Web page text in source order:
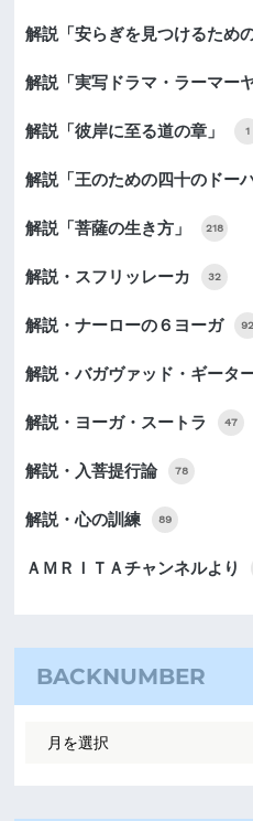
解説「安らぎを見つけるため
解説「実写ドラマ・ラーマーヤ
解説「彼岸に至る道の章」 1
解説「王のための四十のドーハ
解説「菩薩の生き方」 218
解説・スフリッレーカ 32
解説・ナーローの６ヨーガ 92
解説・バガヴァッド・ギータ
解説・ヨーガ・スートラ 47
解説・入菩提行論 78
解説・心の訓練 89
ＡＭＲＩＴＡチャンネルより
BACKNUMBER